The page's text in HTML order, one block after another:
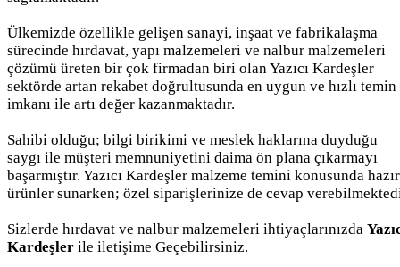
Ülkemizde özellikle gelişen sanayi, inşaat ve fabrikalaşma
sürecinde hırdavat, yapı malzemeleri ve nalbur malzemeleri
çözümü üreten bir çok firmadan biri olan Yazıcı Kardeşler
sektörde artan rekabet doğrultusunda en uygun ve hızlı temin
imkanı ile artı değer kazanmaktadır.
Sahibi olduğu; bilgi birikimi ve meslek haklarına duyduğu
saygı ile müşteri memnuniyetini daima ön plana çıkarmayı
başarmıştır. Yazıcı Kardeşler malzeme temini konusunda hazır
ürünler sunarken; özel siparişlerinize de cevap
Sizlerde hırdavat ve nalbur malzemeleri ihtiyaçlarınızda
Kardeşler ile iletişime Geçebilirsiniz.